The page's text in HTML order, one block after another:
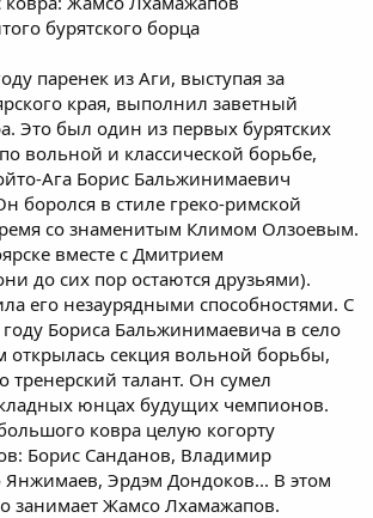
бурятского борца
паренек из Аги, выступая за
края, выполнил заветный
Это был один из первых бурятских
вольной и классической борьбе,
Ага Борис Бальжинимаевич
боролся в стиле греко-римской
со знаменитым Климом Олзоевым.
вместе с Дмитрием
до сих пор остаются друзьями).
его незаурядными способностями. С
Бориса Бальжинимаевича в село
открылась секция вольной борьбы,
тренерский талант. Он сумел
юнцах будущих чемпионов.
ковра целую когорту
Борис Санданов, Владимир
Эрдэм Дондоков... В этом
занимает Жамсо Лхамажапов.